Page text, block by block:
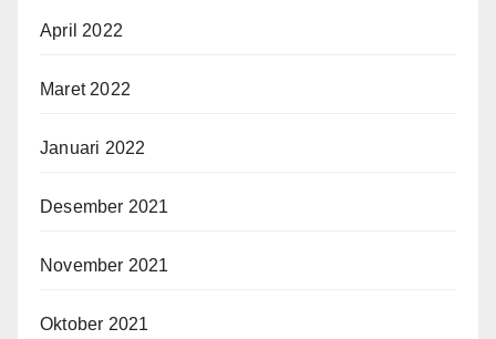
April 2022
Maret 2022
Januari 2022
Desember 2021
November 2021
Oktober 2021